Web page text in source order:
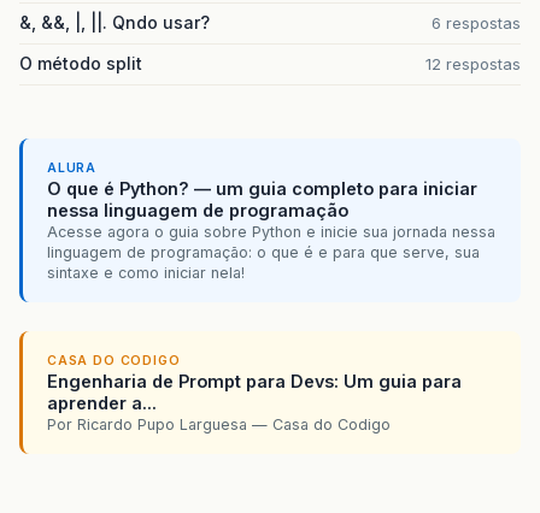
&, &&, |, ||. Qndo usar? 6 respostas
O método split 12 respostas
ALURA
O que é Python? — um guia completo para iniciar
nessa linguagem de programação
Acesse agora o guia sobre Python e inicie sua jornada nessa
linguagem de programação: o que é e para que serve, sua
sintaxe e como iniciar nela!
CASA DO CODIGO
Engenharia de Prompt para Devs: Um guia para
aprender a...
Por Ricardo Pupo Larguesa — Casa do Codigo